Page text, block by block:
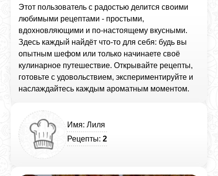
Этот пользователь с радостью делится своими
любимыми рецептами - простыми,
вдохновляющими и по-настоящему вкусными.
Здесь каждый найдёт что-то для себя: будь вы
опытным шефом или только начинаете своё
кулинарное путешествие. Открывайте рецепты,
готовьте с удовольствием, экспериментируйте и
наслаждайтесь каждым ароматным моментом.
Имя: Лиля
Рецепты:2